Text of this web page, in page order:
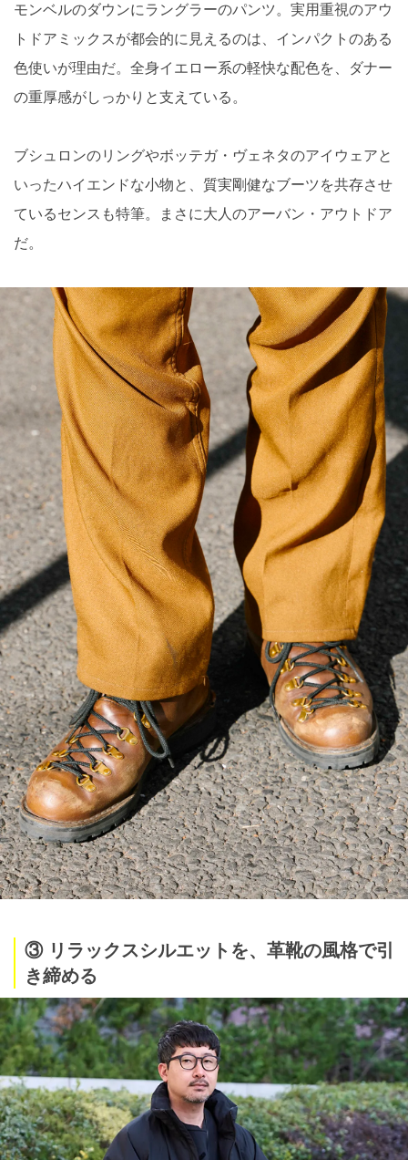
モンベルのダウンにラングラーのパンツ。実用重視のアウ
トドアミックスが都会的に見えるのは、インパクトのある
色使いが理由だ。全身イエロー系の軽快な配色を、ダナー
の重厚感がしっかりと支えている。
ブシュロンのリングやボッテガ・ヴェネタのアイウェアと
いったハイエンドな小物と、質実剛健なブーツを共存させ
ているセンスも特筆。まさに大人のアーバン・アウトドア
だ。
③ リラックスシルエットを、革靴の風格で引
き締める